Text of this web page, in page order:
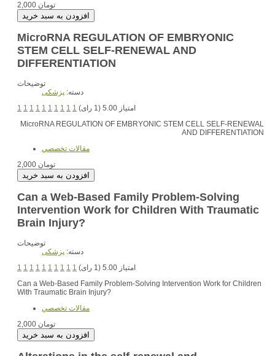
2,000 تومان
MicroRNA REGULATION OF EMBRYONIC
STEM CELL SELF-RENEWAL AND
DIFFERENTIATION
توضیحات
دسته: پزشکی
1 1 1 1 1 1 1 1 1 1
امتیاز 5.00 (1 رای)
MicroRNA REGULATION OF EMBRYONIC STEM CELL SELF-RENEWAL
AND DIFFERENTIATION
مقالات تخصصي
2,000 تومان
Can a Web-Based Family Problem-Solving
Intervention Work for Children With Traumatic
Brain Injury?
توضیحات
دسته: پزشکی
1 1 1 1 1 1 1 1 1 1
امتیاز 5.00 (1 رای)
Can a Web-Based Family Problem-Solving Intervention Work for Children
With Traumatic Brain Injury?
مقالات تخصصي
2,000 تومان